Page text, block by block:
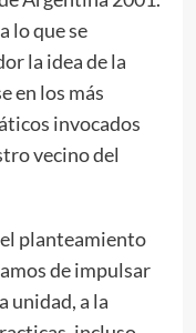
lo que se
la idea de la
en los más
invocados
vecino del
planteamiento
de impulsar
unidad, a la